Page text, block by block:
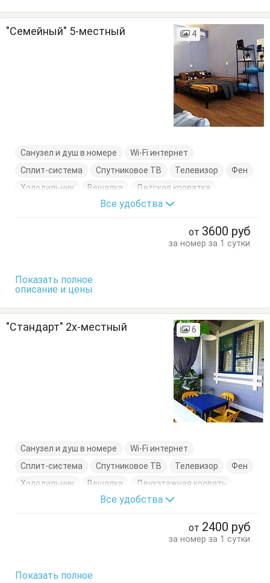
"Семейный" 5-местный 4
Санузел и душ в номере
Wi-Fi интернет
Сплит-система
Спутниковое ТВ Телевизор
Фен
Холодильник
Вешалка
Детская кроватка
Журнальный столик
Все удобства
от 3600 руб
за номер за 1 сутки
Показать полное
описание и цены
"Стандарт" 2х-местный 6
Санузел и душ в номере
Wi-Fi интернет
Сплит-система
Спутниковое ТВ Телевизор
Фен
Холодильник
Вешалка
Двухэтажная кровать
Журнальный столик
Все удобства
от 2400 руб
за номер за 1 сутки
Показать полное